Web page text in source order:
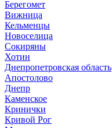
Берегомет
Вижница
Кельменцы
Новоселица
Сокиряны
Хотин
Днепропетровская область
Апостолово
Днепр
Каменское
Кринички
Кривой Рог